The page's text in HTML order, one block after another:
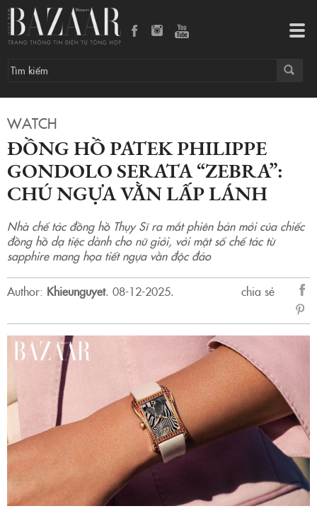
WATCH
ĐỒNG HỒ PATEK PHILIPPE
GONDOLO SERATA “ZEBRA”:
CHÚ NGỰA VẰN LẤP LÁNH
Nhà chế tác đồng hồ Thụy Sĩ ra mắt phiên bản mới của chiếc
đồng hồ dạ tiệc dành cho nữ giới, với mặt số chế tác từ
sapphire mang họa tiết ngựa vằn độc đáo
Author: Khieunguyet. 08-12-2025.
chia sẻ
sẻ